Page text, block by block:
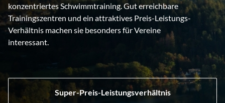
konzentriertes Schwimmtraining. Gut erreichbare
Trainingszentren und ein attraktives Preis-Leistungs-
Verhältnis machen sie besonders für Vereine
interessant.
Super-Preis-Leistungsverhältnis